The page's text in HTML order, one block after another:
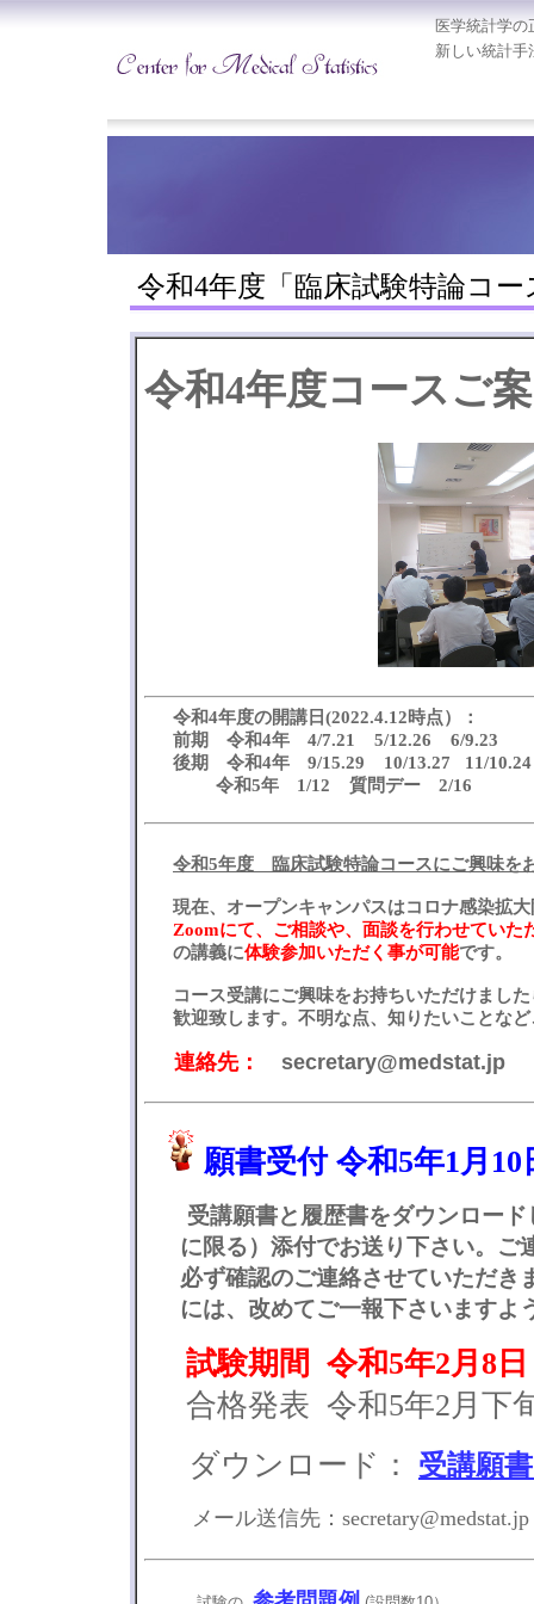
医学統計学
新しい統計手
令和4年度「臨床試験特論コー
令和4年度コースご
令和4年度の開講日(2022.4.12時点）
：
前期 令和4年 4/7.21 5/12.26 6/9.23
後期 令和4年 9/15.29 10/13.27 11/
令和5年 1/12 質問デー 2/16
令和5年度 臨床試験特論コースにご興味を
現在、オープンキャンパスはコロナ感染拡大
Zoomにて、ご相談や、面談を行わせていた
の講義に体験参加いただく事が可能です。
コース受講にご興味をお持ちいただけました
歓迎致します。不明な点、知りたいことなど
連絡先： secretary@medstat.jp
願書受付 令和5年1月
受講願書と履歴書をダウンロー
に限る）添付でお送り下さい。 ご
必ず確認のご連絡させていただき
には、改めてご一報下さいますよ
試験期間 令和5年2月8
合格発表 令和5年2月下
ダウンロード：
受講願
メール送信先：secretary@medstat.jp